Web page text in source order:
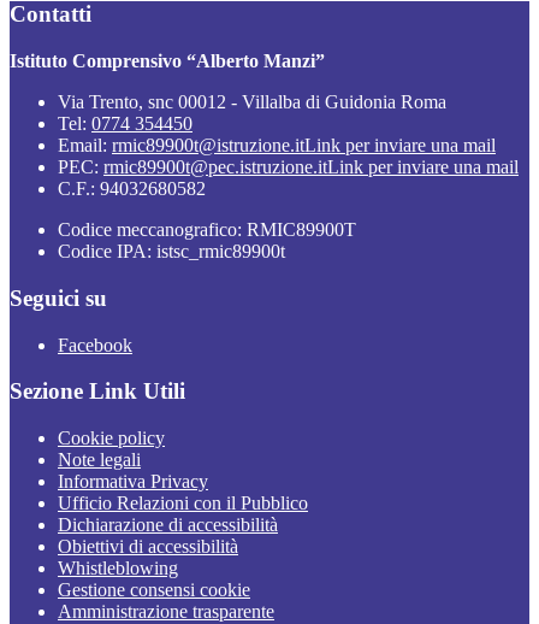
Contatti
Istituto Comprensivo “Alberto Manzi”
Via Trento, snc 00012 - Villalba di Guidonia Roma
Tel: 0774 354450
Email: rmic89900t@istruzione.itLink per inviare una mail
PEC: rmic89900t@pec.istruzione.itLink per inviare una mail
C.F.: 94032680582
Codice meccanografico: RMIC89900T
Codice IPA: istsc_rmic89900t
Seguici su
Facebook
Sezione Link Utili
Cookie policy
Note legali
Informativa Privacy
Ufficio Relazioni con il Pubblico
Dichiarazione di accessibilità
Obiettivi di accessibilità
Whistleblowing
Gestione consensi cookie
Amministrazione trasparente